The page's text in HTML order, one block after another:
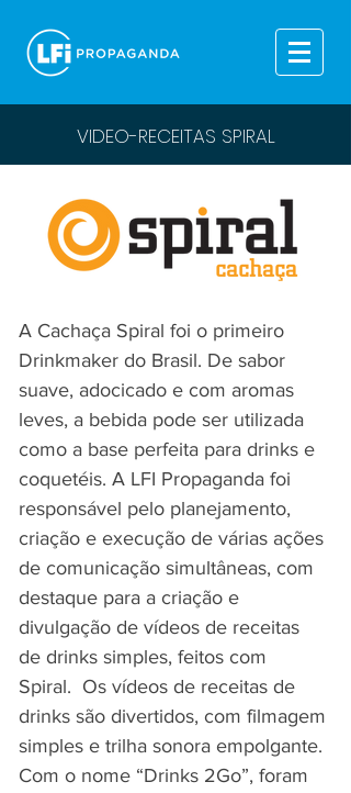
VIDEO-RECEITAS SPIRAL
A Cachaça Spiral foi o primeiro
Drinkmaker do Brasil. De sabor
suave, adocicado e com aromas
leves, a bebida pode ser utilizada
como a base perfeita para drinks e
coquetéis. A LFI Propaganda foi
responsável pelo planejamento,
criação e execução de várias ações
de comunicação simultâneas, com
destaque para a criação e
divulgação de vídeos de receitas
de drinks simples, feitos com
Spiral. Os vídeos de receitas de
drinks são divertidos, com filmagem
simples e trilha sonora empolgante.
Com o nome “Drinks 2Go”, foram